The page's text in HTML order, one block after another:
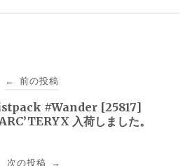
← 前の投稿
#Wander [25817]
入荷しました。
次の投稿 →